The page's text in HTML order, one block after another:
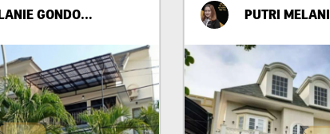
PUTRI MELANIE GONDO SUWITO